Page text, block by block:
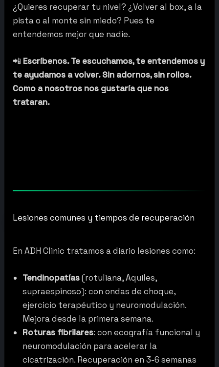
¿Quieres recuperar tu nivel? ¿Volver al box, a la
pista o al monte sin miedo? Pues te
entendemos mejor que nadie.
📲 Escríbenos. Te escuchamos, te entendemos y
te ayudamos a volver. Sin adornos, sin rollos.
Como a nosotros nos gustaría que nos
trataran.
Lesiones comunes y tiempos de recuperación
En ADH Clinic tratamos a diario lesiones como:
Tendinopatías(rotuliana, Aquiles,
supraespinoso): con ondas de choque,
ejercicio terapéutico y neuromodulación.
Mejora desde la primera semana.
Roturas fibrilares: con ecografía funcional y
neuromodulación para acelerar la
cicatrización. Recuperación en 3-6 semanas